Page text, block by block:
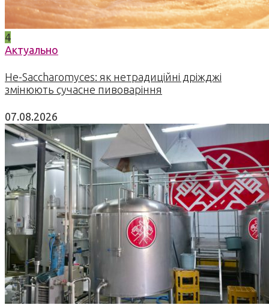
4
Актуально
Не-Saccharomyces: як нетрадиційні дріжджі
змінюють сучасне пивоваріння
07.08.2026